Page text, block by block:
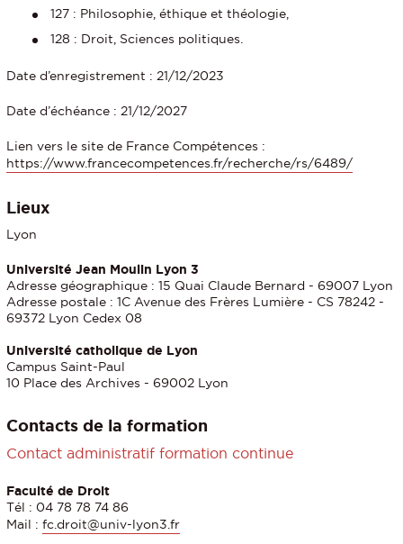
127 : Philosophie, éthique et théologie,
128 : Droit, Sciences politiques.
Date d’enregistrement : 21/12/2023
Date d’échéance : 21/12/2027
Lien vers le site de France Compétences :
https://www.francecompetences.fr/recherche/rs/6489/
Lieux
Lyon
Université Jean Moulin Lyon 3
Adresse géographique : 15 Quai Claude Bernard - 69007 Lyon
Adresse postale : 1C Avenue des Frères Lumière - CS 78242 -
69372 Lyon Cedex 08
Université catholique de Lyon
Campus Saint-Paul
10 Place des Archives - 69002 Lyon
Contacts de la formation
Contact administratif formation continue
Faculté de Droit
Tél : 04 78 78 74 86
Mail : fc.droit@univ-lyon3.fr